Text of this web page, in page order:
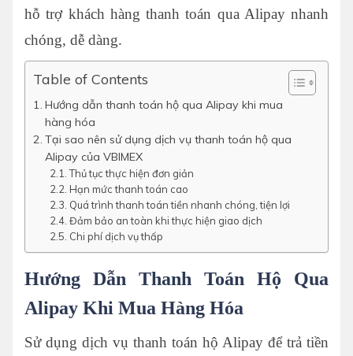
hỗ trợ khách hàng thanh toán qua Alipay nhanh
chóng, dễ dàng.
Table of Contents
Hướng dẫn thanh toán hộ qua Alipay khi mua
hàng hóa
Tại sao nên sử dụng dịch vụ thanh toán hộ qua
Alipay của VBIMEX
Thủ tục thực hiện đơn giản
Hạn mức thanh toán cao
Quá trình thanh toán tiền nhanh chóng, tiện lợi
Đảm bảo an toàn khi thực hiện giao dịch
Chi phí dịch vụ thấp
Hướng Dẫn Thanh Toán Hộ Qua
Alipay Khi Mua Hàng Hóa
Sử dụng dịch vụ thanh toán hộ Alipay để trả tiền